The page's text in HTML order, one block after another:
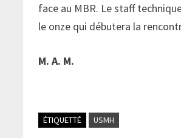
face au MBR. Le staff
le onze qui débutera la
M. A. M.
ÉTIQUETTÉ USMH